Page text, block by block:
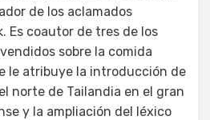
de los aclamados
Es coautor de tres de los
sobre la comida
le atribuye la introducción de
norte de Tailandia en el gran
y la ampliación del léxico